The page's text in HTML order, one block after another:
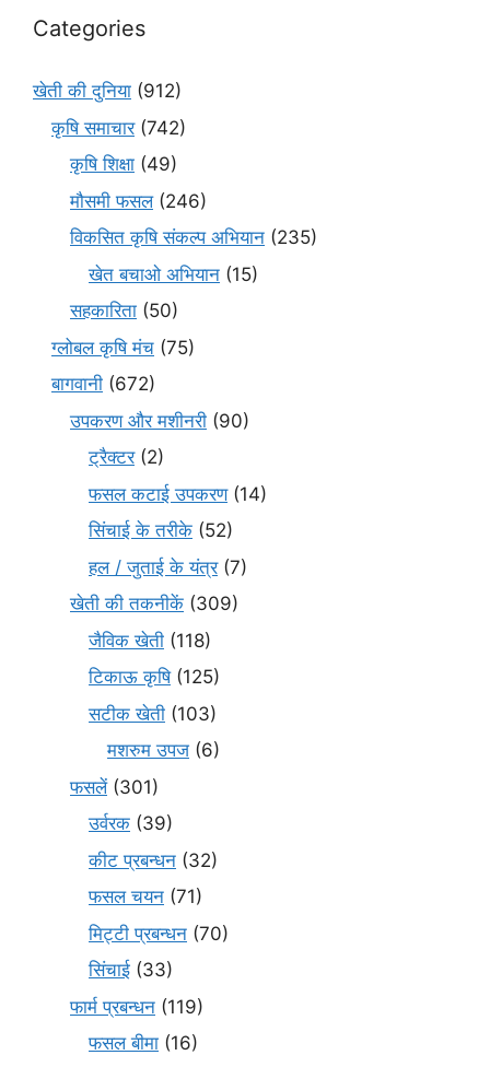
Categories
खेती की दुनिया (912)
कृषि समाचार(742)
कृषि शिक्षा (49)
मौसमी फसल(246)
विकसित कृषि संकल्प अभियान (235)
खेत बचाओ अभियान (15)
सहकारिता (50)
ग्लोबल कृषि मंच (75)
बागवानी (672)
उपकरण और मशीनरी (90)
ट्रैक्टर(2)
फसल कटाई उपकरण(14)
सिंचाई के तरीके (52)
हल / जुताई के यंत्र(7)
खेती की तकनीकें (309)
जैविक खेती (118)
टिकाऊ कृषि(125)
सटीक खेती (103)
मशरुम उपज (6)
फसलें(301)
उर्वरक (39)
कीट प्रबन्धन (32)
फसल चयन (71)
मि‌ट्टी प्रबन्धन (70)
सिंचाई (33)
फार्म प्रबन्धन (119)
फसल बीमा (16)